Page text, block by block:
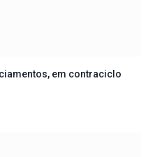
em contraciclo